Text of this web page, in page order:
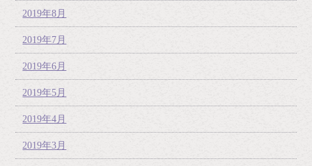
2019年8月
2019年7月
2019年6月
2019年5月
2019年4月
2019年3月